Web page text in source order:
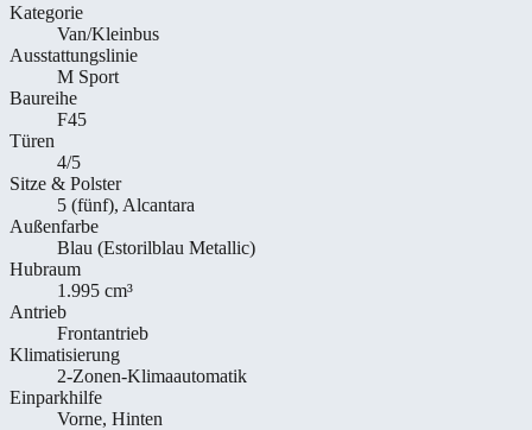
Kategorie
Van/Kleinbus
Ausstattungslinie
M Sport
Baureihe
F45
Türen
4/5
Sitze & Polster
5 (fünf), Alcantara
Außenfarbe
Blau (Estorilblau Metallic)
Hubraum
1.995 cm³
Antrieb
Frontantrieb
Klimatisierung
2-Zonen-Klimaautomatik
Einparkhilfe
Vorne, Hinten